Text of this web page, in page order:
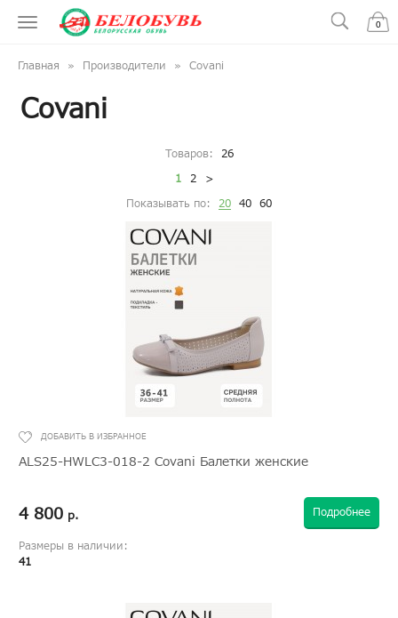
0
Главная Производители Covani
Covani
Товаров: 26
1 2
>
Показывать по:
20 40 60
ALS25-HWLC3-018-2 Covani Балетки женские
4 800 р. Подробнее
Размеры в наличии:
41